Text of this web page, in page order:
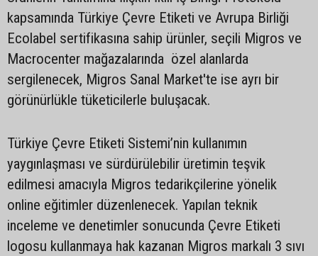
kapsamında Türkiye Çevre Etiketi ve Avrupa Birliği
Ecolabel sertifikasına sahip ürünler, seçili Migros ve
Macrocenter mağazalarında özel alanlarda
sergilenecek, Migros Sanal Market'te ise ayrı bir
görünürlükle tüketicilerle buluşacak.
Türkiye Çevre Etiketi Sistemi’nin kullanımın
yaygınlaşması ve sürdürülebilir üretimin teşvik
edilmesi amacıyla Migros tedarikçilerine yönelik
online eğitimler düzenlenecek. Yapılan teknik
inceleme ve denetimler sonucunda Çevre Etiketi
logosu kullanmaya hak kazanan Migros markalı 3 sıvı